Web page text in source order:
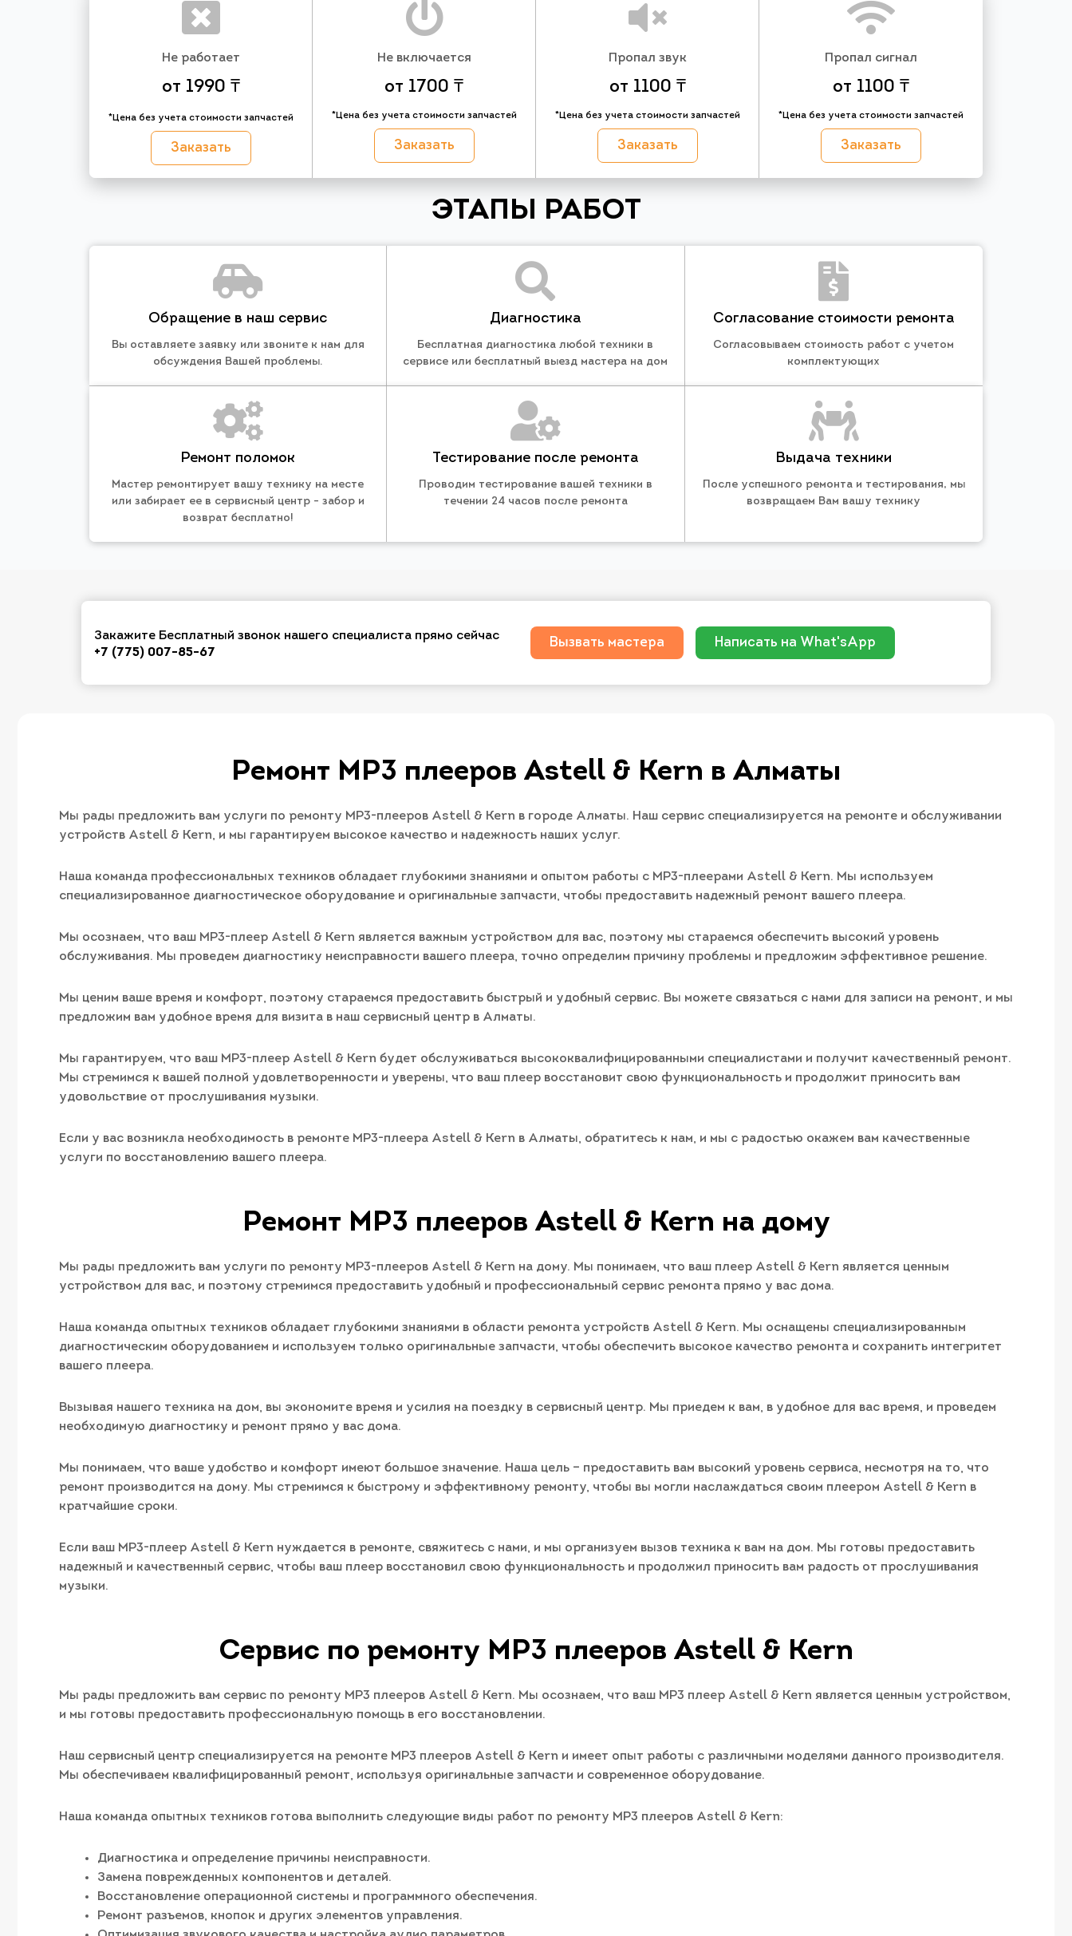
Не работает
от 1990 ₸
*Цена без учета стоимости запчастей
Заказать
Не включается
от 1700 ₸
*Цена без учета стоимости запчастей
Заказать
Пропал звук
от 1100 ₸
*Цена без учета стоимости запчастей
Заказать
Пропал сигнал
от 1100 ₸
*Цена без учета стоимости запчастей
Заказать
ЭТАПЫ РАБОТ
Обращение в наш сервис
Вы оставляете заявку или звоните к нам для
обсуждения Вашей проблемы.
Диагностика
Бесплатная диагностика любой техники в
сервисе или бесплатный выезд мастера на дом
Согласование стоимости ремонта
Согласовываем стоимость работ с учетом
комплектующих
Ремонт поломок
Мастер ремонтирует вашу технику на месте
или забирает ее в сервисный центр - забор и
возврат бесплатно!
Тестирование после ремонта
Проводим тестирование вашей техники в
течении 24 часов после ремонта
Выдача техники
После успешного ремонта и тестирования, мы
возвращаем Вам вашу технику
Закажите Бесплатный звонок нашего специалиста прямо сейчас
+7 (775) 007-85-67
Вызвать мастера Написать на What'sApp
Ремонт MP3 плееров Astell & Kern в Алматы
Мы рады предложить вам услуги по ремонту MP3-плееров Astell & Kern в городе Алматы. Наш сервис специализируется на ремонте и обслуживании
устройств Astell & Kern, и мы гарантируем высокое качество и надежность наших услуг.
Наша команда профессиональных техников обладает глубокими знаниями и опытом работы с MP3-плеерами Astell & Kern. Мы используем
специализированное диагностическое оборудование и оригинальные запчасти, чтобы предоставить надежный ремонт вашего плеера.
Мы осознаем, что ваш MP3-плеер Astell & Kern является важным устройством для вас, поэтому мы стараемся обеспечить высокий уровень
обслуживания. Мы проведем диагностику неисправности вашего плеера, точно определим причину проблемы и предложим эффективное решение.
Мы ценим ваше время и комфорт, поэтому стараемся предоставить быстрый и удобный сервис. Вы можете связаться с нами для записи на ремонт, и мы
предложим вам удобное время для визита в наш сервисный центр в Алматы.
Мы гарантируем, что ваш MP3-плеер Astell & Kern будет обслуживаться высококвалифицированными специалистами и получит качественный ремонт.
Мы стремимся к вашей полной удовлетворенности и уверены, что ваш плеер восстановит свою функциональность и продолжит приносить вам
удовольствие от прослушивания музыки.
Если у вас возникла необходимость в ремонте MP3-плеера Astell & Kern в Алматы, обратитесь к нам, и мы с радостью окажем вам качественные
услуги по восстановлению вашего плеера.
Ремонт MP3 плееров Astell & Kern на дому
Мы рады предложить вам услуги по ремонту MP3-плееров Astell & Kern на дому. Мы понимаем, что ваш плеер Astell & Kern является ценным
устройством для вас, и поэтому стремимся предоставить удобный и профессиональный сервис ремонта прямо у вас дома.
Наша команда опытных техников обладает глубокими знаниями в области ремонта устройств Astell & Kern. Мы оснащены специализированным
диагностическим оборудованием и используем только оригинальные запчасти, чтобы обеспечить высокое качество ремонта и сохранить интегритет
вашего плеера.
Вызывая нашего техника на дом, вы экономите время и усилия на поездку в сервисный центр. Мы приедем к вам, в удобное для вас время, и проведем
необходимую диагностику и ремонт прямо у вас дома.
Мы понимаем, что ваше удобство и комфорт имеют большое значение. Наша цель – предоставить вам высокий уровень сервиса, несмотря на то, что
ремонт производится на дому. Мы стремимся к быстрому и эффективному ремонту, чтобы вы могли наслаждаться своим плеером Astell & Kern в
кратчайшие сроки.
Если ваш MP3-плеер Astell & Kern нуждается в ремонте, свяжитесь с нами, и мы организуем вызов техника к вам на дом. Мы готовы предоставить
надежный и качественный сервис, чтобы ваш плеер восстановил свою функциональность и продолжил приносить вам радость от прослушивания
музыки.
Сервис по ремонту MP3 плееров Astell & Kern
Мы рады предложить вам сервис по ремонту MP3 плееров Astell & Kern. Мы осознаем, что ваш MP3 плеер Astell & Kern является ценным устройством,
и мы готовы предоставить профессиональную помощь в его восстановлении.
Наш сервисный центр специализируется на ремонте MP3 плееров Astell & Kern и имеет опыт работы с различными моделями данного производителя.
Мы обеспечиваем квалифицированный ремонт, используя оригинальные запчасти и современное оборудование.
Наша команда опытных техников готова выполнить следующие виды работ по ремонту MP3 плееров Astell & Kern:
Диагностика и определение причины неисправности.
Замена поврежденных компонентов и деталей.
Восстановление операционной системы и программного обеспечения.
Ремонт разъемов, кнопок и других элементов управления.